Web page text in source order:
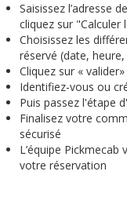
Saisissez l’adresse
cliquez sur "Calculer
Choisissez les
réservé (date,
Cliquez sur « valider»
Identifiez-vous ou
Puis passez l'étape
Finalisez votre
sécurisé
L’équipe
votre réservation